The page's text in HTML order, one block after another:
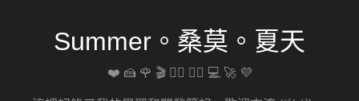
Summer。桑莫。夏天
❤️ 🍰 🌹 🎬 🚴‍♀️ 🏋️‍♀️ 💻 🚀 💜